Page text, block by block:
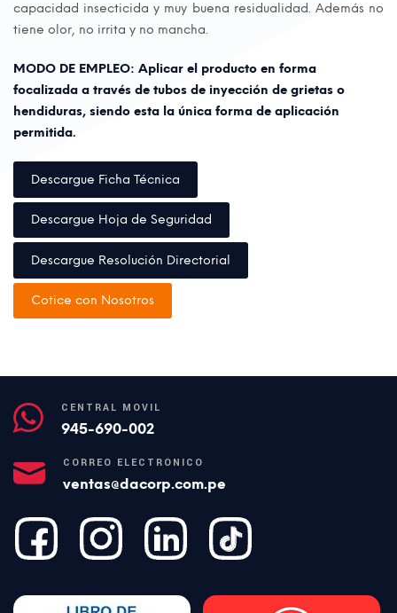
capacidad insecticida y muy buena residualidad. Además no
tiene olor, no irrita y no mancha.
MODO DE EMPLEO: Aplicar el producto en forma
focalizada a través de tubos de inyección de grietas o
hendiduras, siendo esta la única forma de aplicación
permitida.
Descargue Ficha Técnica
Descargue Hoja de Seguridad
Descargue Resolución Directorial
Cotice con Nosotros
CENTRAL MÓVIL
945-690-002
CORREO ELECTRÓNICO
ventas@dacorp.com.pe